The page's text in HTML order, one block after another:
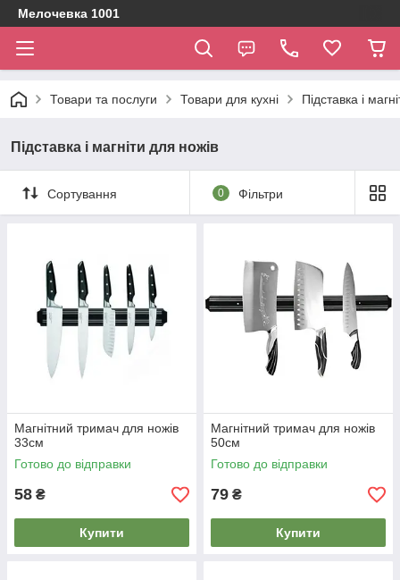
Мелочевка 1001
Товари та послуги Товари для кухні Підставка і
Підставка і магніти для ножів
Сортування 0 Фільтри
Магнітний тримач для ножів
33см
Готово до відправки
58 ₴
Купити
Магнітний тримач для ножів
50см
Готово до відправки
79 ₴
Купити